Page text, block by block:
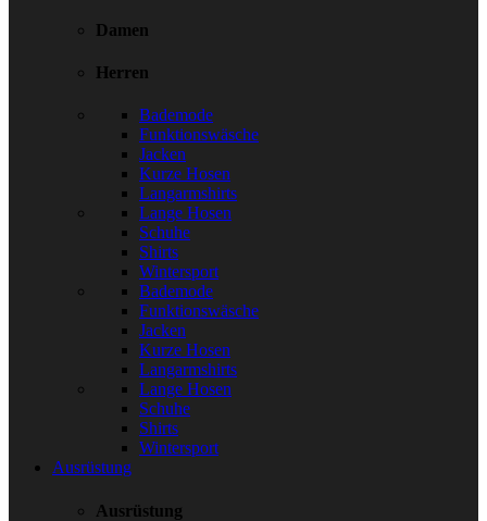
Damen
Herren
Bademode
Funktionswäsche
Jacken
Kurze Hosen
Langarmshirts
Lange Hosen
Schuhe
Shirts
Wintersport
Bademode
Funktionswäsche
Jacken
Kurze Hosen
Langarmshirts
Lange Hosen
Schuhe
Shirts
Wintersport
Ausrüstung
Ausrüstung